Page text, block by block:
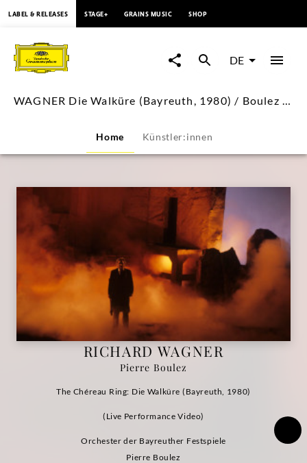
WAGNER
Die
Walküre
(Bayreuth,
1980)
Boulez
(Live
Performance
Video)
Deutsche
Grammophon
LABEL & RELEASES STAGE+ GRAINS MUSIC SHOP
DE
WAGNER Die Walküre (Bayreuth, 1980) / Boulez (Live Performance Video)
Home Künstler:innen
RICHARD WAGNER
Pierre Boulez
The Chéreau Ring: Die Walküre (Bayreuth, 1980)
(Live Performance Video)
Orchester der Bayreuther Festspiele
Pierre Boulez